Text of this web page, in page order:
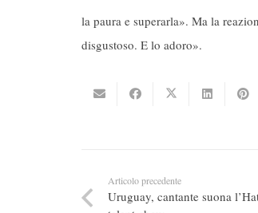
la paura e superarla». Ma la
disgustoso. E lo adoro».
Articolo precedente
Uruguay, cantante suona